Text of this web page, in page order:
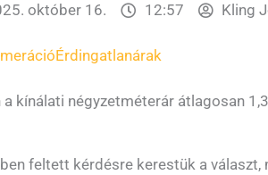
október 16. 12:57 Kling
Érd ingatlanárak
a kínálati négyzetméterár átlagosan
feltett kérdésre kerestük a választ,